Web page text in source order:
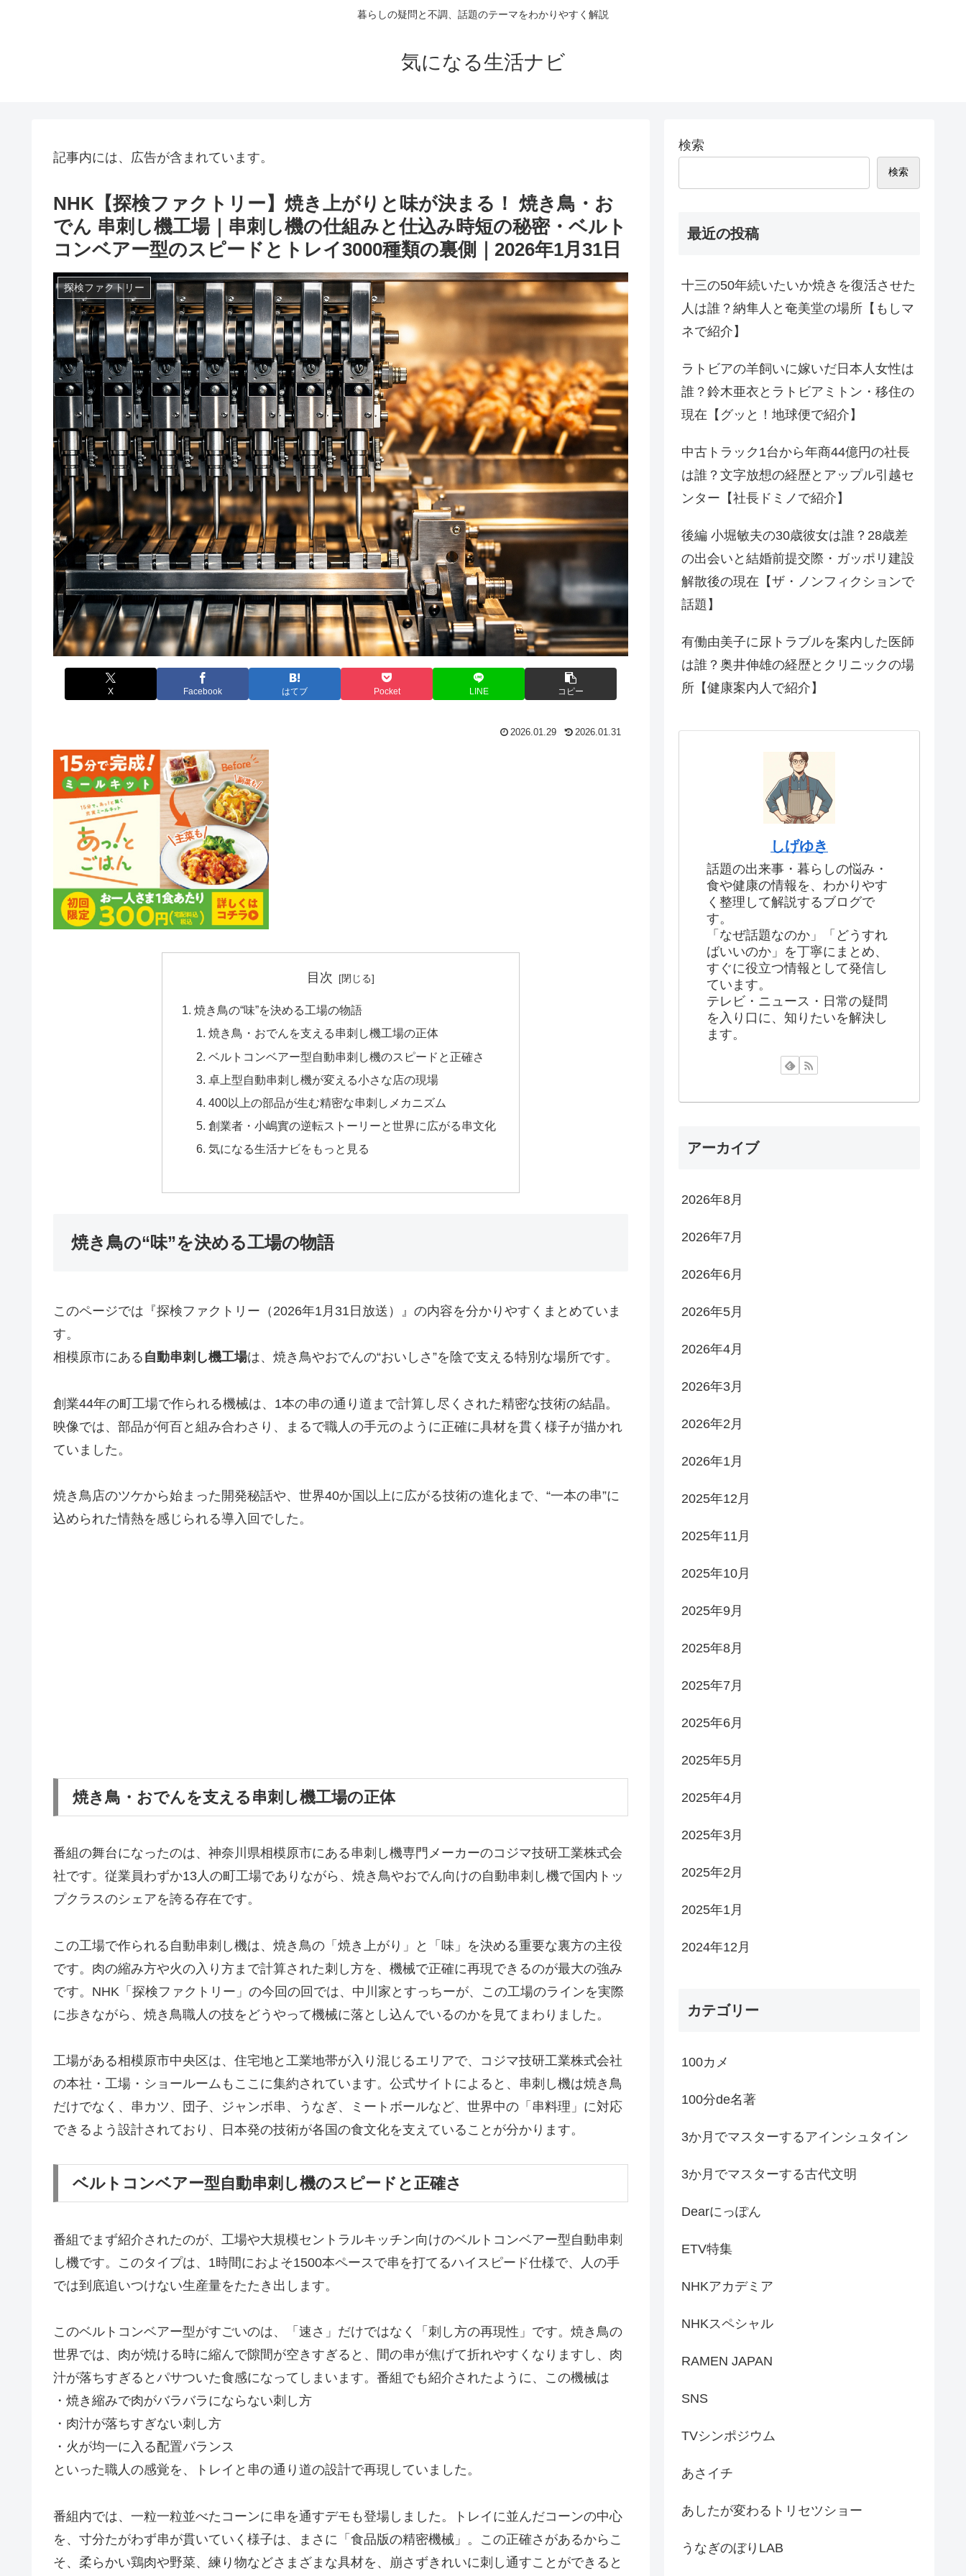
暮らしの疑問と不調、話題のテーマをわかりやすく解説
気になる生活ナビ
記事内には、広告が含まれています。
NHK【探検ファクトリー】焼き上がりと味が決まる！ 焼き鳥・お
でん 串刺し機工場｜串刺し機の仕組みと仕込み時短の秘密・ベルト
コンベアー型のスピードとトレイ3000種類の裏側｜2026年1月31日
探検ファクトリー
X Facebook はてブ Pocket LINE コピー
2026.01.29 2026.01.31
目次
焼き鳥の“味”を決める工場の物語
焼き鳥・おでんを支える串刺し機工場の正体
ベルトコンベアー型自動串刺し機のスピードと正確さ
卓上型自動串刺し機が変える小さな店の現場
400以上の部品が生む精密な串刺しメカニズム
創業者・小嶋實の逆転ストーリーと世界に広がる串文化
気になる生活ナビをもっと見る
焼き鳥の“味”を決める工場の物語
このページでは『探検ファクトリー（2026年1月31日放送）』の内容を分かりやすくまとめていま
す。
相模原市にある 自動串刺し機工場は、焼き鳥やおでんの“おいしさ”を陰で支える特別な場所です。
創業44年の町工場で作られる機械は、1本の串の通り道まで計算し尽くされた精密な技術の結晶。
映像では、部品が何百と組み合わさり、まるで職人の手元のように正確に具材を貫く様子が描かれ
ていました。
焼き鳥店のツケから始まった開発秘話や、世界40か国以上に広がる技術の進化まで、“一本の串”に
込められた情熱を感じられる導入回でした。
焼き鳥・おでんを支える串刺し機工場の正体
番組の舞台になったのは、神奈川県相模原市にある串刺し機専門メーカーのコジマ技研工業株式会
社です。従業員わずか13人の町工場でありながら、焼き鳥やおでん向けの自動串刺し機で国内トッ
プクラスのシェアを誇る存在です。
この工場で作られる自動串刺し機は、焼き鳥の「焼き上がり」と「味」を決める重要な裏方の主役
です。肉の縮み方や火の入り方まで計算された刺し方を、機械で正確に再現できるのが最大の強み
です。NHK「探検ファクトリー」の今回の回では、中川家とすっちーが、この工場のラインを実際
に歩きながら、焼き鳥職人の技をどうやって機械に落とし込んでいるのかを見てまわりました。
工場がある相模原市中央区は、住宅地と工業地帯が入り混じるエリアで、コジマ技研工業株式会社
の本社・工場・ショールームもここに集約されています。公式サイトによると、串刺し機は焼き鳥
だけでなく、串カツ、団子、ジャンボ串、うなぎ、ミートボールなど、世界中の「串料理」に対応
できるよう設計されており、日本発の技術が各国の食文化を支えていることが分かります。
ベルトコンベアー型自動串刺し機のスピードと正確さ
番組でまず紹介されたのが、工場や大規模セントラルキッチン向けのベルトコンベアー型自動串刺
し機です。このタイプは、1時間におよそ1500本ペースで串を打てるハイスピード仕様で、人の手
では到底追いつけない生産量をたたき出します。
このベルトコンベアー型がすごいのは、「速さ」だけではなく「刺し方の再現性」です。焼き鳥の
世界では、肉が焼ける時に縮んで隙間が空きすぎると、間の串が焦げて折れやすくなりますし、肉
汁が落ちすぎるとパサついた食感になってしまいます。番組でも紹介されたように、この機械は
・焼き縮みで肉がバラバラにならない刺し方
・肉汁が落ちすぎない刺し方
・火が均一に入る配置バランス
といった職人の感覚を、トレイと串の通り道の設計で再現していました。
番組内では、一粒一粒並べたコーンに串を通すデモも登場しました。トレイに並んだコーンの中心
を、寸分たがわず串が貫いていく様子は、まさに「食品版の精密機械」。この正確さがあるからこ
そ、柔らかい鶏肉や野菜、練り物などさまざまな具材を、崩さずきれいに刺し通すことができると
検索
検索
最近の投稿
十三の50年続いたいか焼きを復活させた
人は誰？納隼人と奄美堂の場所【もしマ
ネで紹介】
ラトビアの羊飼いに嫁いだ日本人女性は
誰？鈴木亜衣とラトビアミトン・移住の
現在【グッと！地球便で紹介】
中古トラック1台から年商44億円の社長
は誰？文字放想の経歴とアップル引越セ
ンター【社長ドミノで紹介】
後編 小堀敏夫の30歳彼女は誰？28歳差
の出会いと結婚前提交際・ガッポリ建設
解散後の現在【ザ・ノンフィクションで
話題】
有働由美子に尿トラブルを案内した医師
は誰？奥井伸雄の経歴とクリニックの場
所【健康案内人で紹介】
しげゆき
話題の出来事・暮らしの悩み・
食や健康の情報を、わかりやす
く整理して解説するブログで
す。
「なぜ話題なのか」「どうすれ
ばいいのか」を丁寧にまとめ、
すぐに役立つ情報として発信し
ています。
テレビ・ニュース・日常の疑問
を入り口に、知りたいを解決し
ます。
アーカイブ
2026年8月
2026年7月
2026年6月
2026年5月
2026年4月
2026年3月
2026年2月
2026年1月
2025年12月
2025年11月
2025年10月
2025年9月
2025年8月
2025年7月
2025年6月
2025年5月
2025年4月
2025年3月
2025年2月
2025年1月
2024年12月
カテゴリー
100カメ
100分de名著
3か月でマスターするアインシュタイン
3か月でマスターする古代文明
Dearにっぽん
ETV特集
NHKアカデミア
NHKスペシャル
RAMEN JAPAN
SNS
TVシンポジウム
あさイチ
あしたが変わるトリセツショー
うなぎのぼりLAB